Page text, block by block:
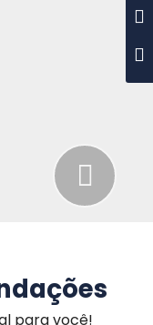
para você!